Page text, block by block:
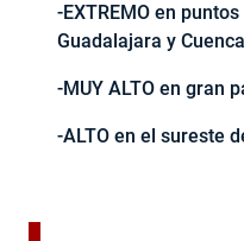
-EXTREMO en
Guadalajara y
-MUY ALTO en gran
-ALTO en el sureste